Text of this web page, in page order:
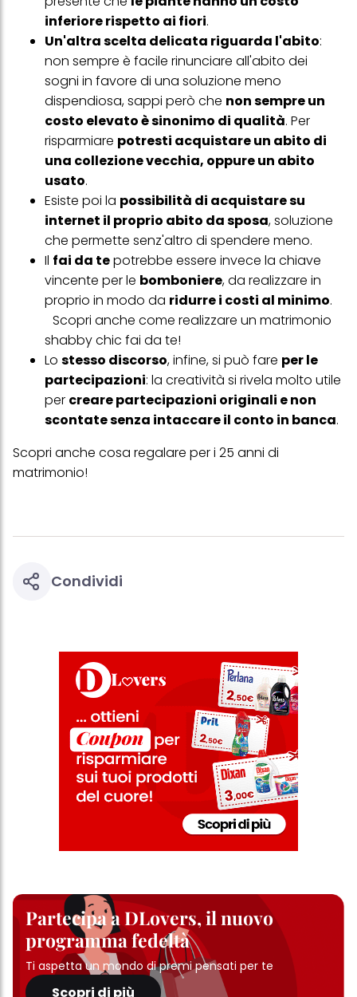
inferiore rispetto ai fiori.
Un'altra scelta delicata riguarda l'abito:
non sempre è facile rinunciare all'abito dei
sogni in favore di una soluzione meno
dispendiosa, sappi però che non sempre un
costo elevato è sinonimo di qualità. Per
risparmiare potresti acquistare un abito di
una collezione vecchia, oppure un abito
usato.
Esiste poi la possibilità di acquistare su
internet il proprio abito da sposa, soluzione
che permette senz'altro di spendere meno.
Il fai da tepotrebbe essere invece la chiave
vincente per le bomboniere, da realizzare in
proprio in modo da ridurre i costi al minimo.
Scopri anche come realizzare un matrimonio
shabby chic fai da te!
Lo stesso discorso, infine, si può fare per le
partecipazioni: la creatività si rivela molto utile
per creare partecipazioni originali e non
scontate senza intaccare il conto in banca.
Scopri anche cosa regalare per i 25 anni di
matrimonio!
Condividi
Partecipa a DLovers, il nuovo
programma fedeltà
Ti aspetta un mondo di premi pensati per te
Scopri di più
simili"). Puoi revocare il tuo consenso in qualsiasi momento con
effetto per il futuro disabilitando i cookie sul nostro sito web nella
sezione "Impostazioni cookie" collegata nel piè di pagina. Per
ulteriori informazioni sui cookie utilizzati su questo sito Web, in
particolare sul loro periodo di conservazione, consultare le
informazioni dettagliate su ciascun cookie disponibili facendo
clic su "modifica" di seguito".
Se fai clic su "Modifica" potrai trovare maggiori informazioni sul
trattamento dei tuoi dati / sull'uso dei cookie e consentirli per uno o
più degli scopi sopra menzionati. Cliccando su "Accetta tutto",
acconsenti all'uso dei cookie e al trattamento dei tuoi dati
personali per tutte le finalità sopra indicate. Se fai clic su "Rifiuta",
verranno utilizzati solo i cookie tecnicamente necessari per fornirti
questo sito web.